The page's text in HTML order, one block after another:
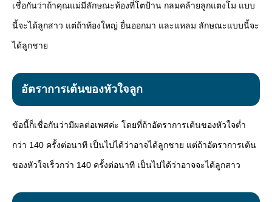
เชื่อกันว่าถ้าคุณแม่มีลักษณะท้องที่โตป้าน กลมคล้ายลูกแตงโม แบบ
นี้จะได้ลูกสาว แต่ถ้าท้องใหญ่ ยื่นออกมา และแหลม ลักษณะแบบนี้จะ
ได้ลูกชาย
อัตราการเต้นของหัวใจลูก
ข้อนี้ก็เชื่อกันว่ามีผลต่อเพศค่ะ โดยที่ถ้าอัตราการเต้นของหัวใจต่ำ
กว่า 140 ครั้งต่อนาที เป็นไปได้ว่าอาจได้ลูกชาย แต่ถ้าอัตราการเต้น
ของหัวใจเร็วกว่า 140 ครั้งต่อนาที เป็นไปได้ว่าอาจจะได้ลูกสาว